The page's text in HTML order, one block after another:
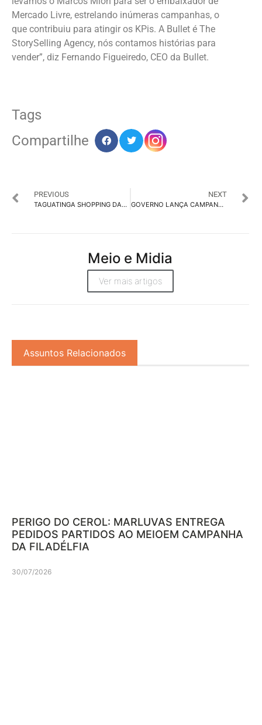
Mercado Livre, estrelando inúmeras campanhas, o
que contribuiu para atingir os KPis. A Bullet é The
StorySelling Agency, nós contamos histórias para
vender”, diz Fernando Figueiredo, CEO da Bullet.
Tags
Compartilhe
PREVIOUS
TAGUATINGA SHOPPING DARÁ JANTARES AOS NAMORADOS
NEXT
GOVERNO LANÇA CAMPANHA EVOCANDO PAZ NAS ESCOLAS
Meio e Midia
Ver mais artigos
Assuntos Relacionados
PERIGO DO CEROL: MARLUVAS ENTREGA
PEDIDOS PARTIDOS AO MEIOEM CAMPANHA
DA FILADÉLFIA
30/07/2026